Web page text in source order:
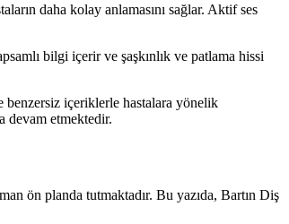
daha kolay anlamasını sağlar. Aktif ses
bilgi içerir ve şaşkınlık ve patlama hissi
benzersiz içeriklerle hastalara yönelik
devam etmektedir.
ön planda tutmaktadır. Bu yazıda, Bartın Diş